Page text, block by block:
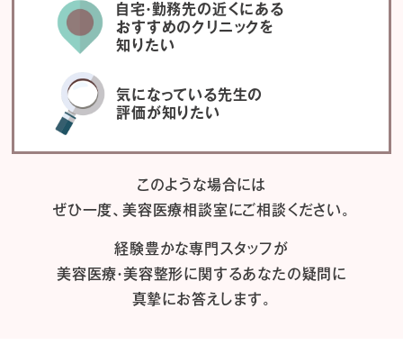
自宅・勤務先の近くにある
おすすめのクリニックを
知りたい
気になっている先生の
評価が知りたい
このような場合には
ぜひ一度、美容医療相談室にご相談ください。
経験豊かな専門スタッフが
美容医療・美容整形に関するあなたの疑問に
真摯にお答えします。